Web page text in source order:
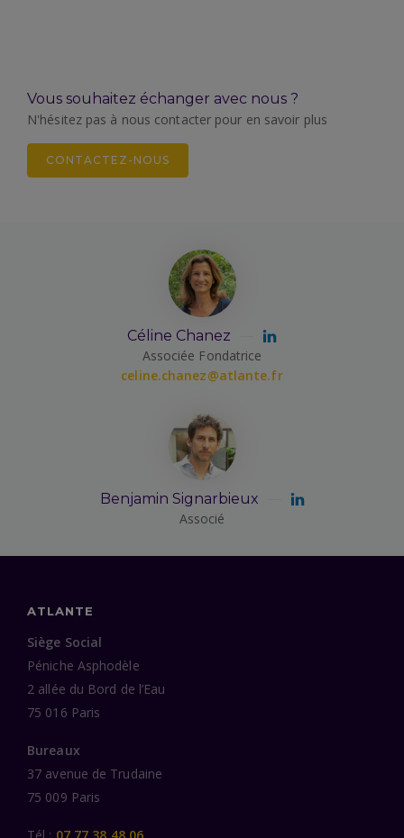
Vous souhaitez échanger avec nous ?
N'hésitez pas à nous contacter pour en savoir plus
CONTACTEZ-NOUS
Céline Chanez
Associée Fondatrice
celine.chanez@atlante.fr
Benjamin Signarbieux
Associé
ATLANTE
Siège Social
Péniche Asphodèle
2 allée du Bord de l’Eau
75 016 Paris
Bureaux
37 avenue de Trudaine
75 009 Paris